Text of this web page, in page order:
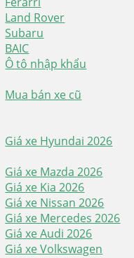
Land Rover
Subaru
BAIC
Ô tô nhập khẩu
Mua bán xe cũ
Giá xe Hyundai 2026
Giá xe Mazda 2026
Giá xe Kia 2026
Giá xe Nissan 2026
Giá xe Mercedes 2026
Giá xe Audi 2026
Giá xe Volkswagen